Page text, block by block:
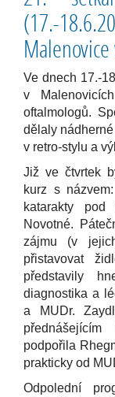
(17.-
Ve dnech 17.-
v
oftalmologů.
dělaly
v retro-stylu a
Již ve čtvrtek
kurz s
katarakty
Novotné.
zájmu (v
přistavovat
představily
diagnostika a
a MUDr.
podpořila
prakticky od
Odpolední